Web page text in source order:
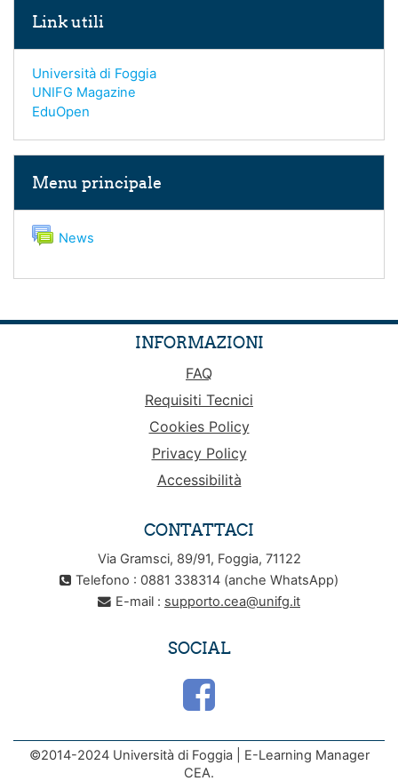
Link utili
Università di Foggia
UNIFG Magazine
EduOpen
Menu principale
News
INFORMAZIONI
FAQ
Requisiti Tecnici
Cookies Policy
Privacy Policy
Accessibilità
CONTATTACI
Via Gramsci, 89/91, Foggia, 71122
Telefono : 0881 338314 (anche WhatsApp)
E-mail : supporto.cea@unifg.it
SOCIAL
©2014-2024 Università di Foggia | E-Learning Manager
CEA.